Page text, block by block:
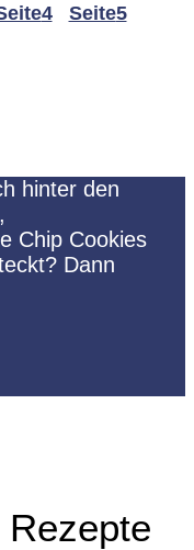
4 Seite5
hinter den
Chip Cookies
Dann